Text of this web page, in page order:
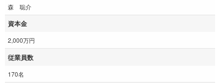
森 聡介
資本金
2,000万円
従業員数
170名